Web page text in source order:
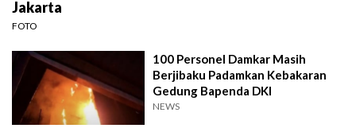
Jakarta
FOTO
100 Personel Damkar Masih
Berjibaku Padamkan Kebakaran
Gedung Bapenda DKI
NEWS